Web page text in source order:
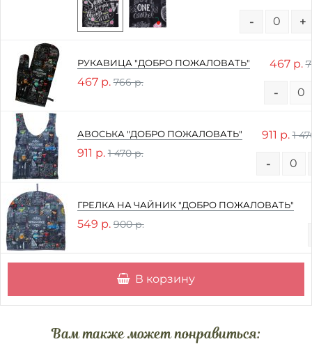
- +
РУКАВИЦА "ДОБРО ПОЖАЛОВАТЬ"
467 р. 766 р.
467 р.
-
АВОСЬКА "ДОБРО ПОЖАЛОВАТЬ"
911 р. 1 470 р.
911 р. 1
-
ГРЕЛКА НА ЧАЙНИК "ДОБРО ПОЖАЛОВАТЬ"
549 р. 900 р.
В корзину
Вам также может понравиться: